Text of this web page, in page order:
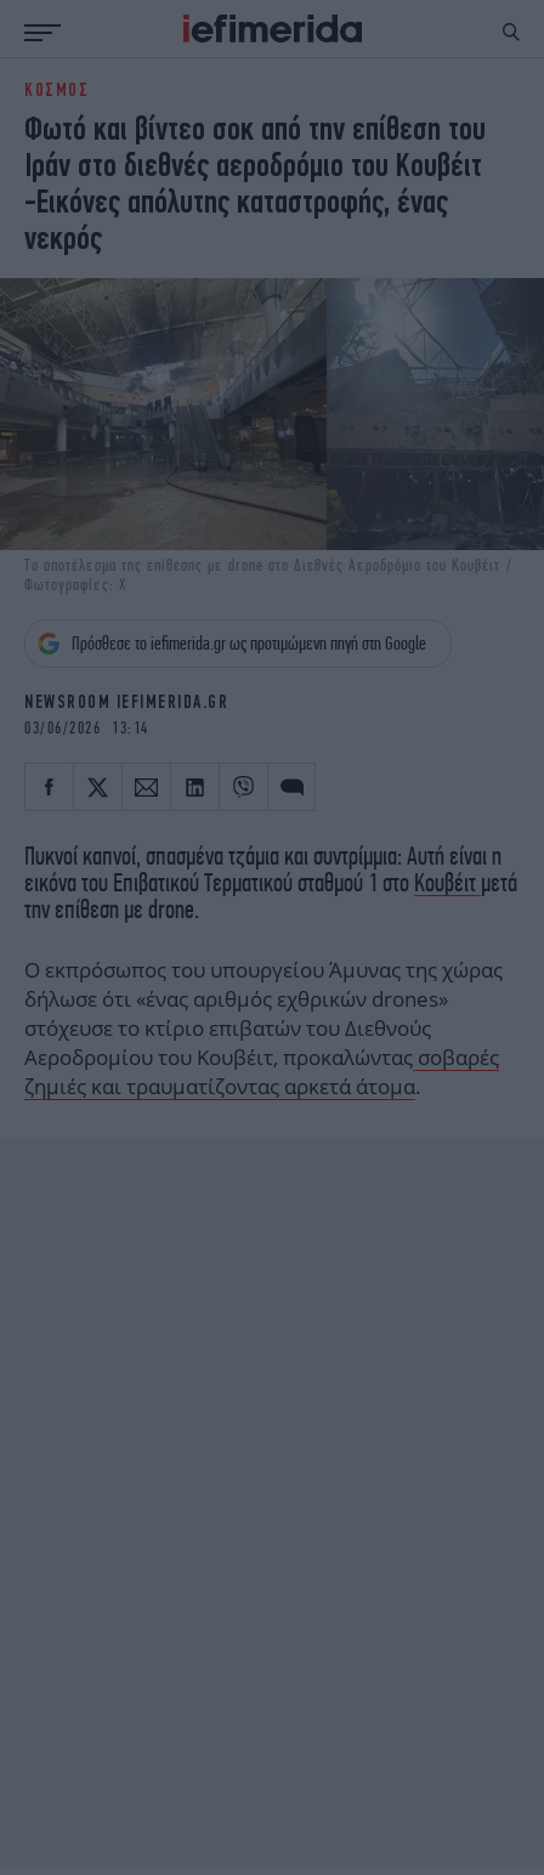
ΕΙΔΗΣΕΙΣ
NON PAPER
ΕΛΛΑΔΑ
ΟΙΚΟΝΟΜΙΑ
ΚΟΣΜΟΣ
ΠΟΛΙΤΙΣΜΟΣ
ΠΑΝΕΛΛΗΝΙΕΣ
ΖΩΗ
ΓΥΝΑΙΚΑ
ENGLISH EDITION
ΠΟΛΗ
STORIES
ΕΚΛΟΓΕΣ
TRAVEL
ΤΕΧΝΟΛΟΓΙΑ
DESIGN
ΟΛΥΜΠΙΑΚΟΙ ΑΓΩΝΕΣ
EURO
iAUTOKINITO
iGASTRONOMIE
iBOOKS
ΖΩΔΙΑ
OSCARS
NEWSLETTER
ΚΟΣΜΟΣ
Φωτό και βίντεο σοκ από την επίθεση του
Ιράν στο διεθνές αεροδρόμιο του Κουβέιτ
-Εικόνες απόλυτης καταστροφής, ένας
νεκρός
Το αποτέλεσμα της επίθεσης με drone στο Διεθνές Αεροδρόμιο του Κουβέιτ /
Φωτογραφίες: X
Πρόσθεσε το iefimerida.gr ως προτιμώμενη πηγή στη Google
NEWSROOM IEFIMERIDA.GR
03/06/2026 13:14
Πυκνοί καπνοί, σπασμένα τζάμια και συντρίμμια: Αυτή είναι η
εικόνα του Επιβατικού Τερματικού σταθμού 1 στο Κουβέιτ μετά
την επίθεση με drone.
Ο εκπρόσωπος του υπουργείου Άμυνας της χώρας
δήλωσε ότι «ένας αριθμός εχθρικών drones»
στόχευσε το κτίριο επιβατών του Διεθνούς
Αεροδρομίου του Κουβέιτ, προκαλώντας σοβαρές
ζημιές και τραυματίζοντας αρκετά άτομα.